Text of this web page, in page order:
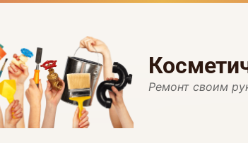
Ремонт своим